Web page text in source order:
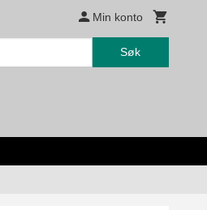
Min konto
Søk